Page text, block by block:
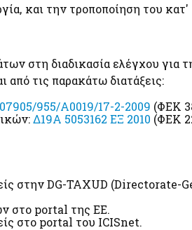
και την τροποποίηση του
στη διαδικασία ελέγχου για
τις παρακάτω διατάξεις:
955/Α0019/17-2-2009 (ΦΕΚ
Δ19Α 5053162 ΕΞ 2010 (ΦΕΚ
στην DG-TAXUD
στο portal της ΕΕ.
στο portal του ICISnet.